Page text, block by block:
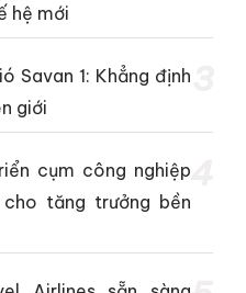
hệ mới
Savan 1: Khẳng định
giới
cụm công nghiệp
tăng trưởng bền